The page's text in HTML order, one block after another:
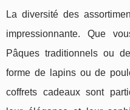
La diversité des
impressionnante. Que
Pâques traditionnels ou
forme de lapins ou de
coffrets cadeaux sont